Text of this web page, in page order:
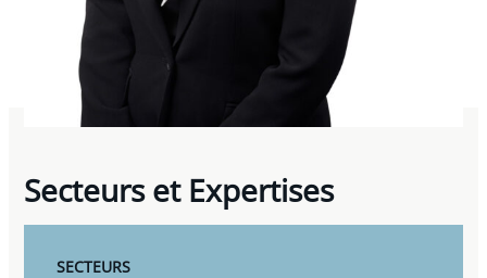
Secteurs et Expertises
SECTEURS